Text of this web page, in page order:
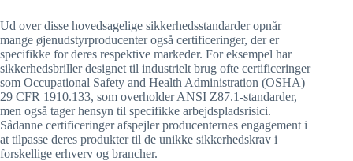
Ud over disse hovedsagelige sikkerhedsstandarder opnår
mange øjenudstyrproducenter også certificeringer, der er
specifikke for deres respektive markeder. For eksempel har
sikkerhedsbriller designet til industrielt brug ofte certificeringer
som Occupational Safety and Health Administration (OSHA)
29 CFR 1910.133, som overholder ANSI Z87.1-standarder,
men også tager hensyn til specifikke arbejdspladsrisici.
Sådanne certificeringer afspejler producenternes engagement i
at tilpasse deres produkter til de unikke sikkerhedskrav i
forskellige erhverv og brancher.